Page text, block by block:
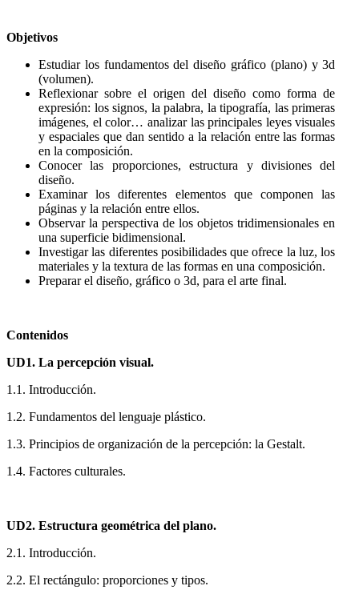
Objetivos
Estudiar los fundamentos del diseño gráfico (plano) y 3d
(volumen).
Reflexionar sobre el origen del diseño como forma de
expresión: los signos, la palabra, la tipografía, las primeras
imágenes, el color… analizar las principales leyes visuales
y espaciales que dan sentido a la relación entre las formas
en la composición.
Conocer las proporciones, estructura y divisiones del
diseño.
Examinar los diferentes elementos que componen las
páginas y la relación entre ellos.
Observar la perspectiva de los objetos tridimensionales en
una superficie bidimensional.
Investigar las diferentes posibilidades que ofrece la luz, los
materiales y la textura de las formas en una composición.
Preparar el diseño, gráfico o 3d, para el arte final.
Contenidos
UD1. La percepción visual.
1.1. Introducción.
1.2. Fundamentos del lenguaje plástico.
1.3. Principios de organización de la percepción: la Gestalt.
1.4. Factores culturales.
UD2. Estructura geométrica del plano.
2.1. Introducción.
2.2. El rectángulo: proporciones y tipos.